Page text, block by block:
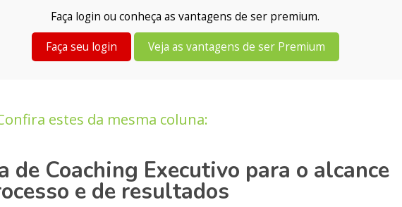
Faça login ou conheça as vantagens de ser premium.
Faça seu login Veja as vantagens de ser Premium
estes da mesma coluna:
de Coaching Executivo para o alcance
e de resultados